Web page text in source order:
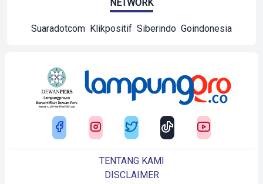
NETWORK
Suaradotcom Klikpositif Siberindo Goindonesia
TENTANG KAMI
DISCLAIMER